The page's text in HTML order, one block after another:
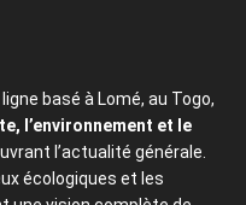
basé à Lomé, au Togo,
l’environnement et le
l’actualité générale.
écologiques et les